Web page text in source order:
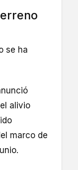
se ha
alivio
marco de